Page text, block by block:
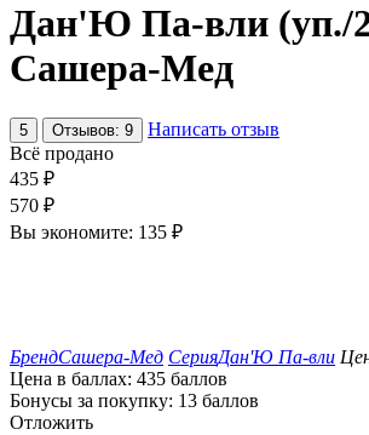
Дан'Ю Па-вли (уп./
Сашера-Мед
5 Отзывов: 9
Написать отзыв
Всё продано
435 ₽
570 ₽
Вы экономите: 135 ₽
БрендСашера-Мед СерияДан'Ю Па-вли
Цена в баллах: 435 баллов
Бонусы за покупку: 13 баллов
Отложить